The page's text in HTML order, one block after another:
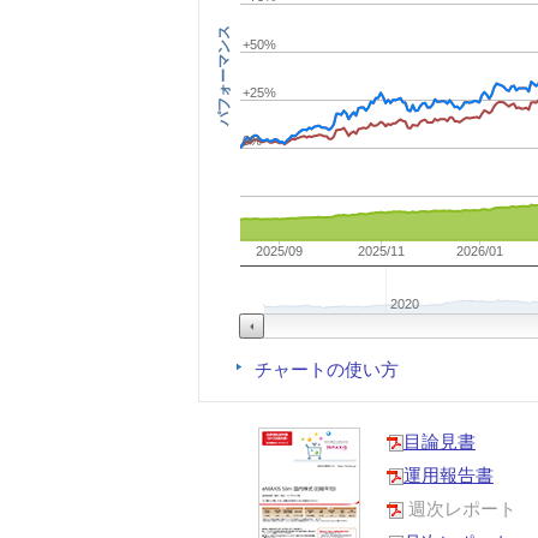
パフォーマンス
2025/09 2025/11 2026/01
2020
0%
+25%
+50%
チャートの使い方
目論見書
運用報告書
週次レポート